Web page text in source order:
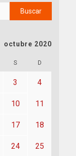
octubre 2020
S D
3 4
10 11
17 18
24 25